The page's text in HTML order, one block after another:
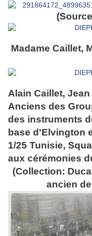
Madame Caillet,
Alain Caillet,
Anciens des
des instruments
base d'Elvington
1/25 Tunisie,
aux cérémonies
(Collection:
ancien